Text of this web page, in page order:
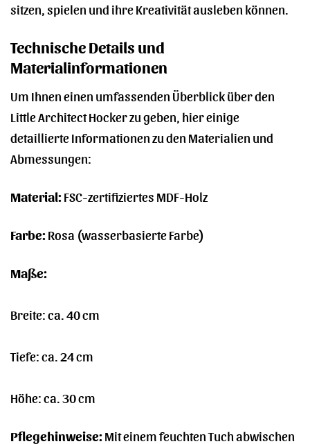
sitzen, spielen und ihre Kreativität ausleben können.
Technische Details und
Materialinformationen
Um Ihnen einen umfassenden Überblick über den
Little Architect Hocker zu geben, hier einige
detaillierte Informationen zu den Materialien und
Abmessungen:
Material:FSC-zertifiziertes MDF-Holz
Farbe:Rosa (wasserbasierte Farbe)
Maße:
Breite: ca. 40 cm
Tiefe: ca. 24 cm
Höhe: ca. 30 cm
Pflegehinweise:Mit einem feuchten Tuch abwischen